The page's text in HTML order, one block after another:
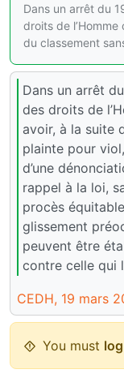
Dans un arrêt du
droits de
du classement
Dans un arrêt
des droits de
avoir, à la suite
plainte pour
d’une
rappel à la loi,
procès
glissement
peuvent être
contre celle qui
CEDH, 19 mars
You must